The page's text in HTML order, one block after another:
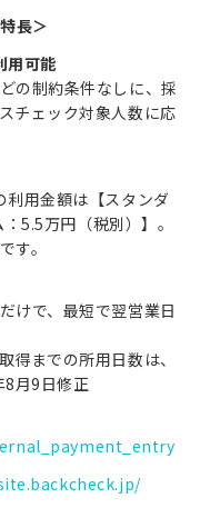
長＞
用可能
の制約条件なしに、採
チェック対象人数に応
用金額は【スタンダ
5.5万円（税別）】。
す。
けで、最短で翌営業日
得までの所用日数は、
月9日修正